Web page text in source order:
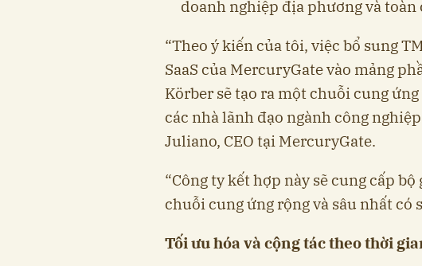
doanh nghiệp địa phương và toàn
“Theo ý kiến của tôi, việc bổ sung
SaaS của MercuryGate vào mảng
Körber sẽ tạo ra một chuỗi cung
các nhà lãnh đạo ngành công
Juliano, CEO tại MercuryGate.
“Công ty kết hợp này sẽ cung cấp
chuỗi cung ứng rộng và sâu nhất có
Tối ưu hóa và cộng tác theo thời